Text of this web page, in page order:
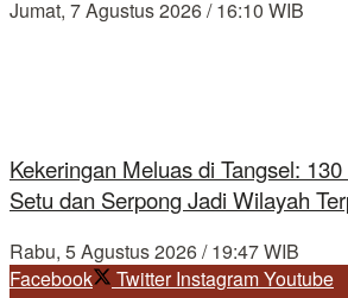
Jumat, 7 Agustus 2026 / 16:10 WIB
Kekeringan Meluas di Tangsel:
Setu dan Serpong Jadi Wilayah
Rabu, 5 Agustus 2026 / 19:47 WIB
Facebook
Twitter InstagramYoutube